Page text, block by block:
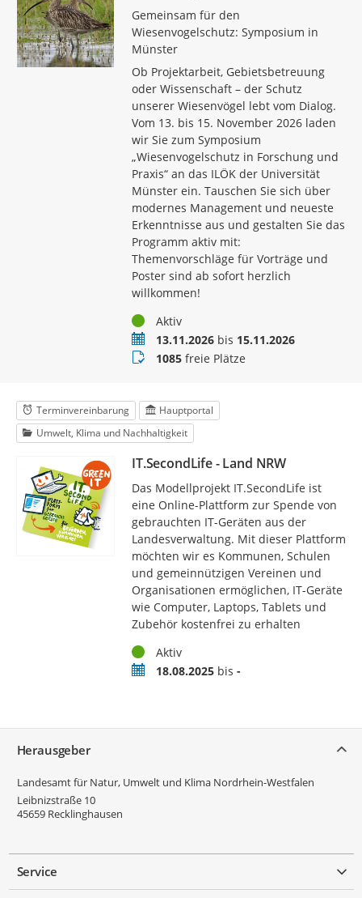
Gemeinsam für den
Wiesenvogelschutz: Symposium in
Münster
Ob Projektarbeit, Gebietsbetreuung
oder Wissenschaft – der Schutz
unserer Wiesenvögel lebt vom Dialog.
Vom 13. bis 15. November 2026 laden
wir Sie zum Symposium
„Wiesenvogelschutz in Forschung und
Praxis“ an das ILÖK der Universität
Münster ein. Tauschen Sie sich über
modernes Management und neueste
Erkenntnisse aus und gestalten Sie das
Programm aktiv mit:
Themenvorschläge für Vorträge und
Poster sind ab sofort herzlich
willkommen!
StatusAktiv
Termin13.11.2026bis 15.11.2026
Buchungsstatus
1085freie Plätze
Terminvereinbarung
Hauptportal
Umwelt, Klima und Nachhaltigkeit
IT.SecondLife - Land NRW
Das Modellprojekt IT.SecondLife ist
eine Online-Plattform zur Spende von
gebrauchten IT-Geräten aus der
Landesverwaltung. Mit dieser Plattform
möchten wir es Kommunen, Schulen
und gemeinnützigen Vereinen und
Organisationen ermöglichen, IT-Geräte
wie Computer, Laptops, Tablets und
Zubehör kostenfrei zu erhalten
StatusAktiv
Zeitraum18.08.2025bis -
Herausgeber
Landesamt für Natur, Umwelt und Klima Nordrhein-Westfalen
Leibnizstraße 10
45659 Recklinghausen
Service